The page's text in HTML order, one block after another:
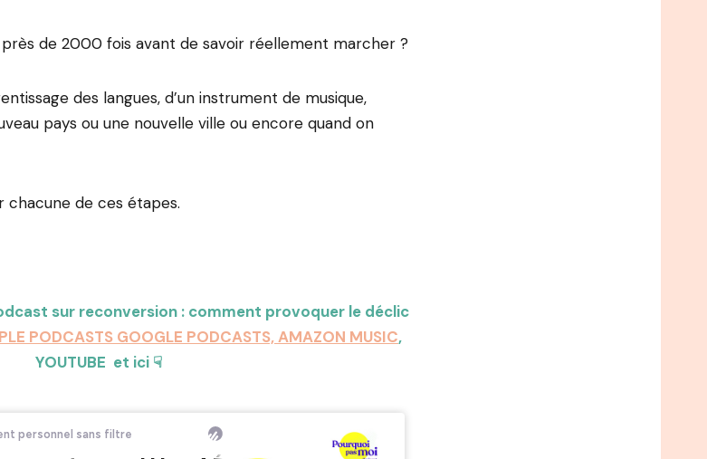
de 2000 fois avant de savoir réellement marcher ?
des langues, d’un instrument de musique,
pays ou une nouvelle ville ou encore quand on
de ces étapes.
sur reconversion : comment provoquer le déclic
PODCASTS GOOGLE PODCASTS, AMAZON MUSIC,
YOUTUBE et ici ☟